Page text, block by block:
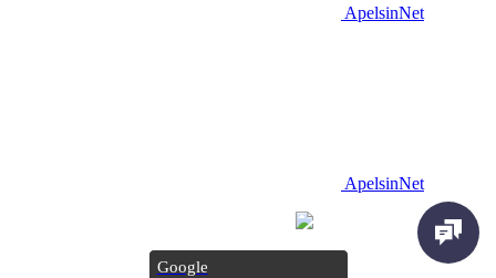
ApelsinNet
ApelsinNet
Google